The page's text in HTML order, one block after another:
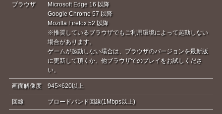
ブラウザ
Microsoft Edge 16 以降
Google Chrome 57 以降
Mozilla Firefox 52 以降
※推奨しているブラウザでもご利用環境によって起動しない
場合があります。
ゲームが起動しない場合は、ブラウザのバージョンを最新版
に更新して頂くか、他ブラウザでのプレイをお試しくださ
い。
画面解像度 945×620以上
回線 ブロードバンド回線(1Mbps以上)